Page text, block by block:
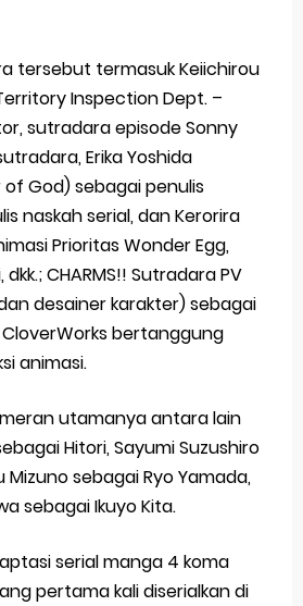
tersebut termasuk Keiichirou
Inspection Dept. –
sutradara episode Sonny
Erika Yoshida
God) sebagai penulis
naskah serial, dan Kerorira
Prioritas Wonder Egg,
CHARMS!! Sutradara PV
desainer karakter) sebagai
bertanggung
animasi.
utamanya antara lain
Hitori, Sayumi Suzushiro
Mizuno sebagai Ryo Yamada,
sebagai Ikuyo Kita.
serial manga 4 koma
pertama kali diserialkan di